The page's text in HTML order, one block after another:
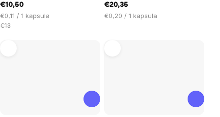
€10,50
Jednotková
cena:
€0,11 / 1 kapsula
€13
€20,35
Jednotková
€0,20 / 1 kapsula